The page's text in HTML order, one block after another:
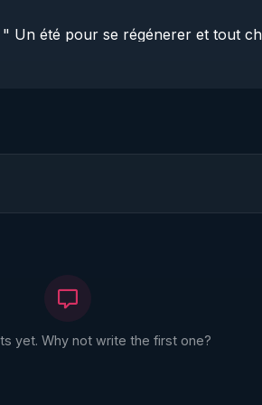
été pour se régénerer et tout
qui diffuse les extracteurs
de Robert Morse ( formateur
yet. Why not write the first one?